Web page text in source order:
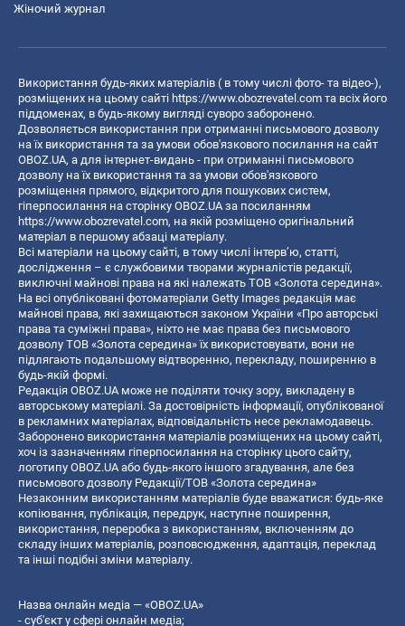
Жіночий журнал
Використання будь-яких матеріалів ( в тому числі фото- та відео-),
розміщених на цьому сайті https://www.obozrevatel.com та всіх його
піддоменах, в будь-якому вигляді суворо заборонено.
Дозволяється використання при отриманні письмового дозволу
на їх використання та за умови обов'язкового посилання на сайт
OBOZ.UA, а для інтернет-видань - при отриманні письмового
дозволу на їх використання та за умови обов'язкового
розміщення прямого, відкритого для пошукових систем,
гіперпосилання на сторінку OBOZ.UA за посиланням
https://www.obozrevatel.com, на якій розміщено оригінальний
матеріал в першому абзаці матеріалу.
Всі матеріали на цьому сайті, в тому числі інтерв’ю, статті,
дослідження – є службовими творами журналістів редакції,
виключні майнові права на які належать ТОВ «Золота середина».
На всі опубліковані фотоматеріали Getty Images редакція має
майнові права, які захищаються законом України «Про авторські
права та суміжні права», ніхто не має права без письмового
дозволу ТОВ «Золота середина» їх використовувати, вони не
підлягають подальшому відтворенню, перекладу, поширенню в
будь-якій формі.
Редакція OBOZ.UA може не поділяти точку зору, викладену в
авторському матеріалі. За достовірність інформації, опублікованої
в рекламних матеріалах, відповідальність несе рекламодавець.
Заборонено використання матеріалів розміщених на цьому сайті,
хоч із зазначенням гіперпосилання на сторінку цього сайту,
логотипу OBOZ.UA або будь-якого іншого згадування, але без
письмового дозволу Редакції/ТОВ «Золота середина»
Незаконним використанням матеріалів буде вважатися: будь-яке
копiювання, публiкацiя, передрук, наступне поширення,
використання, переробка з використанням, включенням до
складу інших матеріалів, розповсюдження, адаптація, переклад
та інші подібні зміни матеріалу.
Назва онлайн медіа — «OBOZ.UA»
- суб'єкт у сфері онлайн медіа;